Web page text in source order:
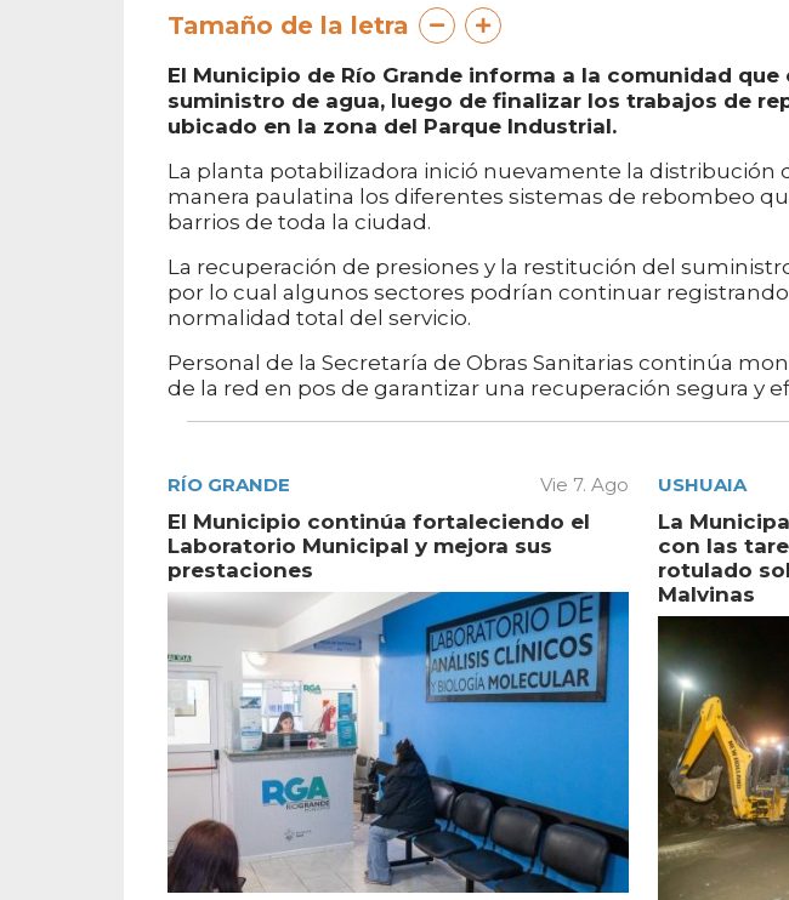
Tamaño de la letra
El Municipio de Río Grande informa a la comunidad
suministro de agua, luego de finalizar los trabajos de
ubicado en la zona del Parque Industrial.
La planta potabilizadora inició nuevamente la distribución
manera paulatina los diferentes sistemas de rebombeo
barrios de toda la ciudad.
La recuperación de presiones y la restitución del
por lo cual algunos sectores podrían continuar
normalidad total del servicio.
Personal de la Secretaría de Obras Sanitarias continúa
de la red en pos de garantizar una recuperación segura y
RÍO GRANDE Vie 7. Ago
El Municipio continúa fortaleciendo el
Laboratorio Municipal y mejora sus
prestaciones
USHUAIA
La
con las
rotulado
Malvinas